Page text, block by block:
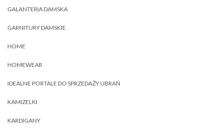
GALANTERIA DAMSKA
GARNITURY DAMSKIE
HOME
HOMEWEAR
IDEALNE PORTALE DO SPRZEDAŻY UBRAŃ
KAMIZELKI
KARDIGANY